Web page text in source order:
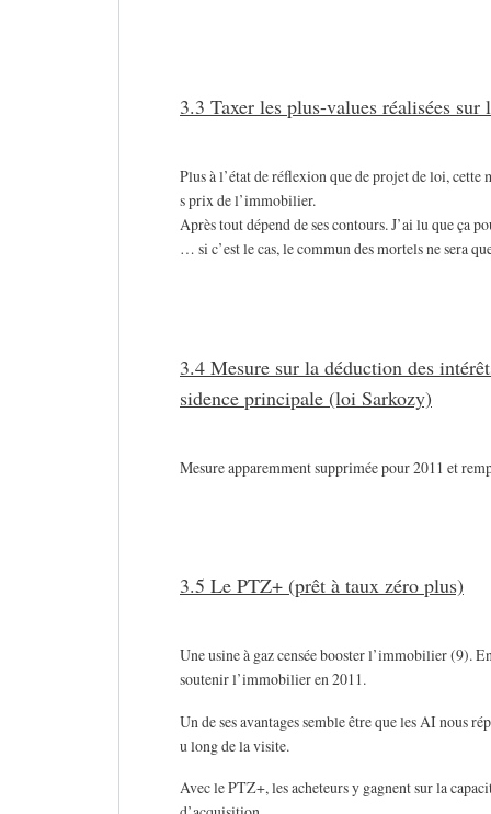
3.3 Taxer les plus-values réalisées
Plus à l’état de réflexion que de projet de loi,
s prix de l’immobilier.
Après tout dépend de ses contours. J’ai lu que ça
… si c’est le cas, le commun des mortels ne sera
3.4 Mesure sur la déduction des
sidence principale (loi Sarkozy)
Mesure apparemment supprimée pour 2011 et
3.5 Le PTZ+ (prêt à taux zéro plus)
Une usine à gaz censée booster l’immobilier (9).
soutenir l’immobilier en 2011.
Un de ses avantages semble être que les AI nous
u long de la visite.
Avec le PTZ+, les acheteurs y gagnent sur la